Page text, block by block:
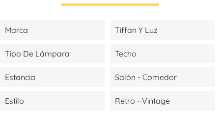
Marca Tiffan Y Luz
Tipo De Lámpara Techo
Estancia Salón - Comedor
Estilo Retro - Vintage